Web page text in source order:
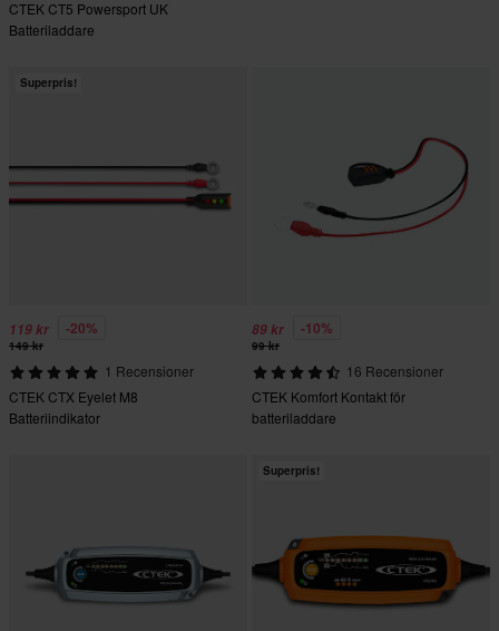
CTEK CT5 Powersport UK
Batteriladdare
Superpris!
119 kr -20%
149 kr
1 Recensioner
CTEK CTX Eyelet M8
Batteriindikator
89 kr -10%
99 kr
16 Recensioner
CTEK Komfort Kontakt för
batteriladdare
Superpris!